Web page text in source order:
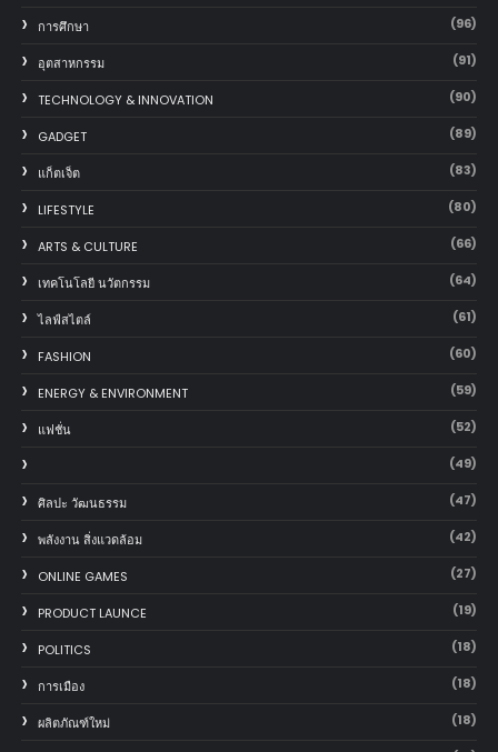
การศึกษา (96)
อุตสาหกรรม (91)
TECHNOLOGY & INNOVATION (90)
GADGET (89)
แก็ตเจ็ต (83)
LIFESTYLE (80)
ARTS & CULTURE (66)
เทคโนโลยี นวัตกรรม (64)
ไลฟ์สไตล์ (61)
FASHION (60)
ENERGY & ENVIRONMENT (59)
แฟชั่น (52)
(49)
ศิลปะ วัฒนธรรม (47)
พลังงาน สิ่งแวดล้อม (42)
ONLINE GAMES (27)
PRODUCT LAUNCE (19)
POLITICS (18)
การเมือง (18)
ผลิตภัณฑ์ใหม่ (18)